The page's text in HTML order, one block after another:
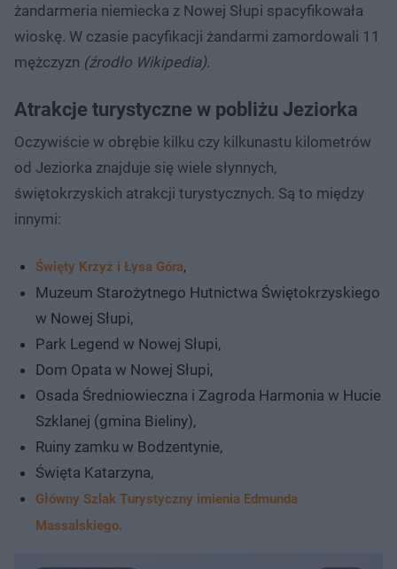
żandarmeria niemiecka z Nowej Słupi spacyfikowała
wioskę. W czasie pacyfikacji żandarmi zamordowali 11
mężczyzn (źrodło Wikipedia).
Atrakcje turystyczne w pobliżu Jeziorka
Oczywiście w obrębie kilku czy kilkunastu kilometrów
od Jeziorka znajduje się wiele słynnych,
świętokrzyskich atrakcji turystycznych. Są to między
innymi:
Święty Krzyż i Łysa Góra,
Muzeum Starożytnego Hutnictwa Świętokrzyskiego
w Nowej Słupi,
Park Legend w Nowej Słupi,
Dom Opata w Nowej Słupi,
Osada Średniowieczna i Zagroda Harmonia w Hucie
Szklanej (gmina Bieliny),
Ruiny zamku w Bodzentynie,
Święta Katarzyna,
Główny Szlak Turystyczny imienia Edmunda
Massalskiego.